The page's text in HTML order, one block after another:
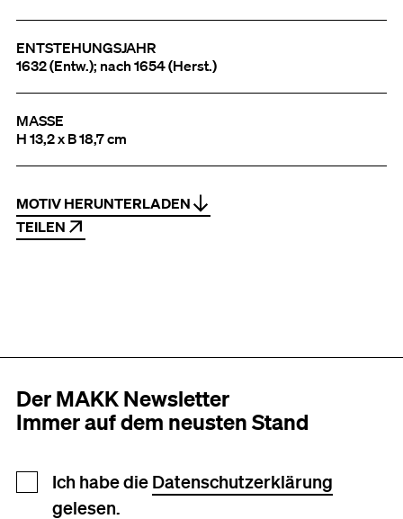
ENTSTEHUNGSJAHR
1632 (Entw.); nach 1654 (Herst.)
MASSE
H 13,2 x B 18,7 cm
MOTIV HERUNTERLADEN
TEILEN
Der MAKK Newsletter
Immer auf dem neusten Stand
Newsletter Anmeldung
Ich habe die Datenschutzerklärung
gelesen.